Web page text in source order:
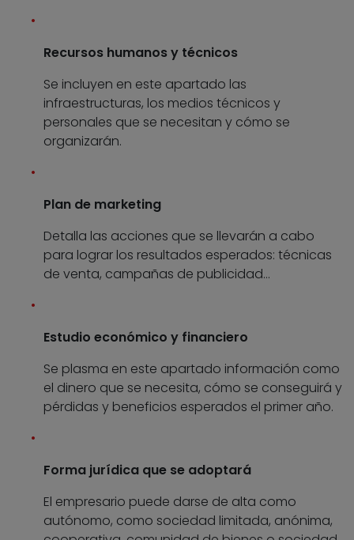
Recursos humanos y técnicos
Se incluyen en este apartado las
infraestructuras, los medios técnicos y
personales que se necesitan y cómo se
organizarán.
Plan de marketing
Detalla las acciones que se llevarán a cabo
para lograr los resultados esperados: técnicas
de venta, campañas de publicidad…
Estudio económico y financiero
Se plasma en este apartado información como
el dinero que se necesita, cómo se conseguirá y
pérdidas y beneficios esperados el primer año.
Forma jurídica que se adoptará
El empresario puede darse de alta como
autónomo, como sociedad limitada, anónima,